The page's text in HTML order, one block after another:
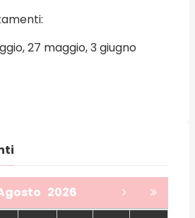
27 maggio, 3 giugno
Su “Foundations and Trends in
“Quali desideri nel cuore dei
2026